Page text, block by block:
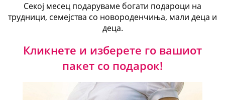
Секој месец подаруваме богати подароци на
трудници, семејства со новороденчиња, мали деца и
деца.
Кликнете и изберете го вашиот
пакет со подарок!